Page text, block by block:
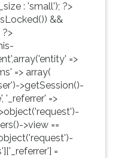
: 'small'); ?>
&&
=>
=> array(
>getSession()-
'_referrer' =>
>view ==
=